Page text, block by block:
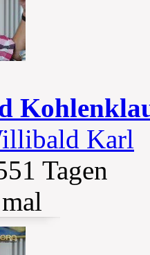
Karl
Tagen